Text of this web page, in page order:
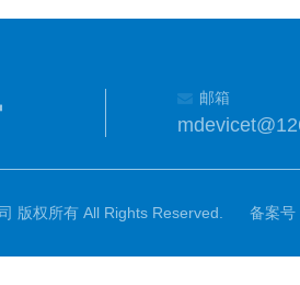
邮箱
版权所有 All Rights Reserved. 备案号